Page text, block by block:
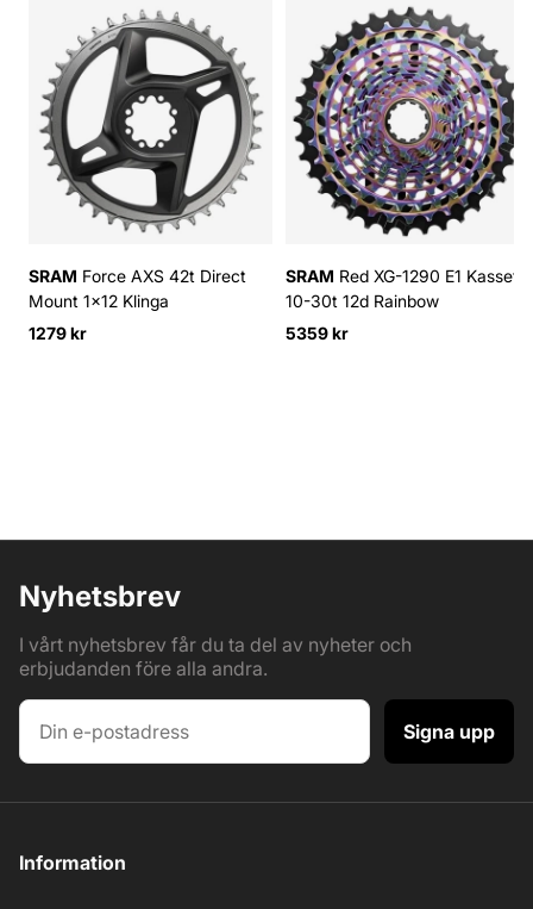
SRAM Force AXS 42t Direct
Mount 1x12 Klinga
1279 kr
SRAM Red XG-1290 E1 Kassett
10-30t 12d Rainbow
5359 kr
Nyhetsbrev
I vårt nyhetsbrev får du ta del av nyheter och
erbjudanden före alla andra.
Signa upp
Information